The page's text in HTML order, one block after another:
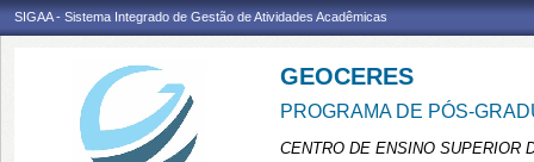
SIGAA - Sistema Integrado de Gestão de Atividades Acadêmicas
GEOCERES
PROGRAMA DE PÓS-
CENTRO DE ENSINO SUPERIOR